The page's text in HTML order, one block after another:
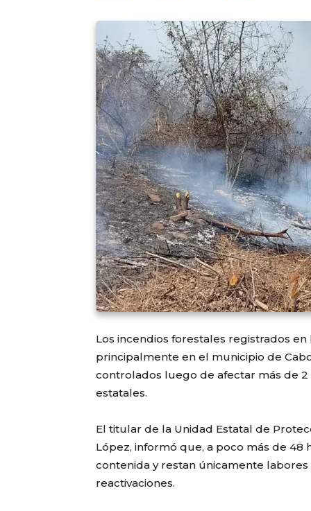
Los incendios forestales registrados
principalmente en el municipio de
controlados luego de afectar más de
estatales.
El titular de la Unidad Estatal de
López, informó que, a poco más de 48
contenida y restan únicamente
reactivaciones.